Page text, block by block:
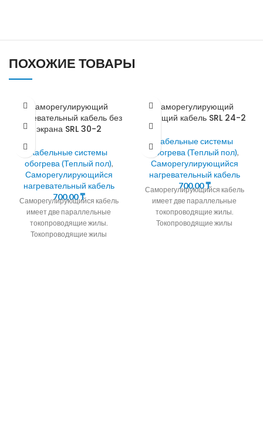
ПОХОЖИЕ ТОВАРЫ
Саморегулирующий
нагревательный кабель без
экрана SRL 30-2
Кабельные системы
обогрева (Теплый пол),
Саморегулирующийся
нагревательный кабель
700,00₸
Саморегулирующийся кабель
имеет две параллельные
токопроводящие жилы.
Токопроводящие жилы
Саморегулирующий
греющий кабель SRL 24-2
Кабельные системы
обогрева (Теплый пол),
Саморегулирующийся
нагревательный кабель
700,00₸
Саморегулирующийся кабель
имеет две параллельные
токопроводящие жилы.
Токопроводящие жилы